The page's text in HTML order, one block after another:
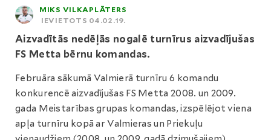
MIKS VILKAPLĀTERS
IEVIETOTS 04.02.19.
Aizvadītās nedēļās nogalē turnīrus aizvadījušas
FS Metta bērnu komandas.
Februāra sākumā Valmierā turnīru 6 komandu
konkurencē aizvadījušas FS Metta 2008. un 2009.
gada Meistarības grupas komandas, izspēlējot viena
apļa turnīru kopā ar Valmieras un Priekuļu